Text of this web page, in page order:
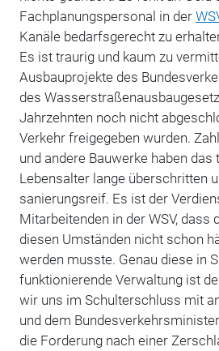
Fachplanungspersonal in der
Kanäle bedarfsgerecht zu
Es ist traurig und kaum zu
Ausbauprojekte des
des
Jahrzehnten noch nicht
Verkehr freigegeben wurden.
und andere Bauwerke haben das
Lebensalter lange überschritten
sanierungsreif. Es ist der
Mitarbeitenden in der WSV,
diesen Umständen nicht schon
werden musste. Genau diese in
funktionierende Verwaltung ist
wir uns im Schulterschluss mit
und dem
die Forderung nach einer